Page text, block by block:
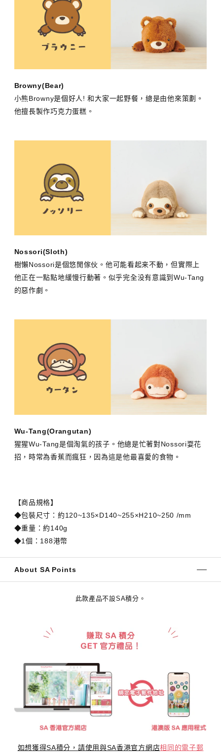
Browny(Bear)
小熊Browny是個好人! 和大家一起野餐，總是由他來策劃。
他擅長製作巧克力蛋糕。
Nossori(Sloth)
樹懶Nossori是個悠閒傢伙。他可能看起来不動，但實際上
他正在一點點地緩慢行動著。似乎完全没有意識到Wu-Tang
的惡作劇。
Wu-Tang(Orangutan)
猩猩Wu-Tang是個淘氣的孩子。他總是忙著對Nossori耍花
招，時常為香蕉而瘋狂，因為這是他最喜愛的食物。
【商品規格】
◆包裝尺寸：約120~135×D140~255×H210~250 /mm
◆重量：約140g
◆1個：188港幣
About SA Points
此款產品不設SA積分。
如想獲得SA積分，請使用與SA香港官方網店相同的電子郵